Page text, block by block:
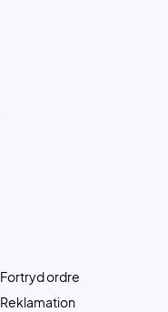
Fortryd ordre
Reklamation